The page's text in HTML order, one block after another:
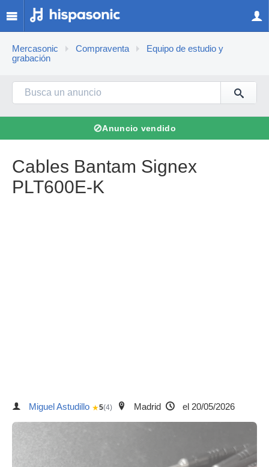
Mercasonic Compraventa
Equipo de estudio y
grabación
⊘Anuncio vendido
Cables Bantam Signex
PLT600E-K
Miguel Astudillo ★5(4) Madrid el 20/05/2026